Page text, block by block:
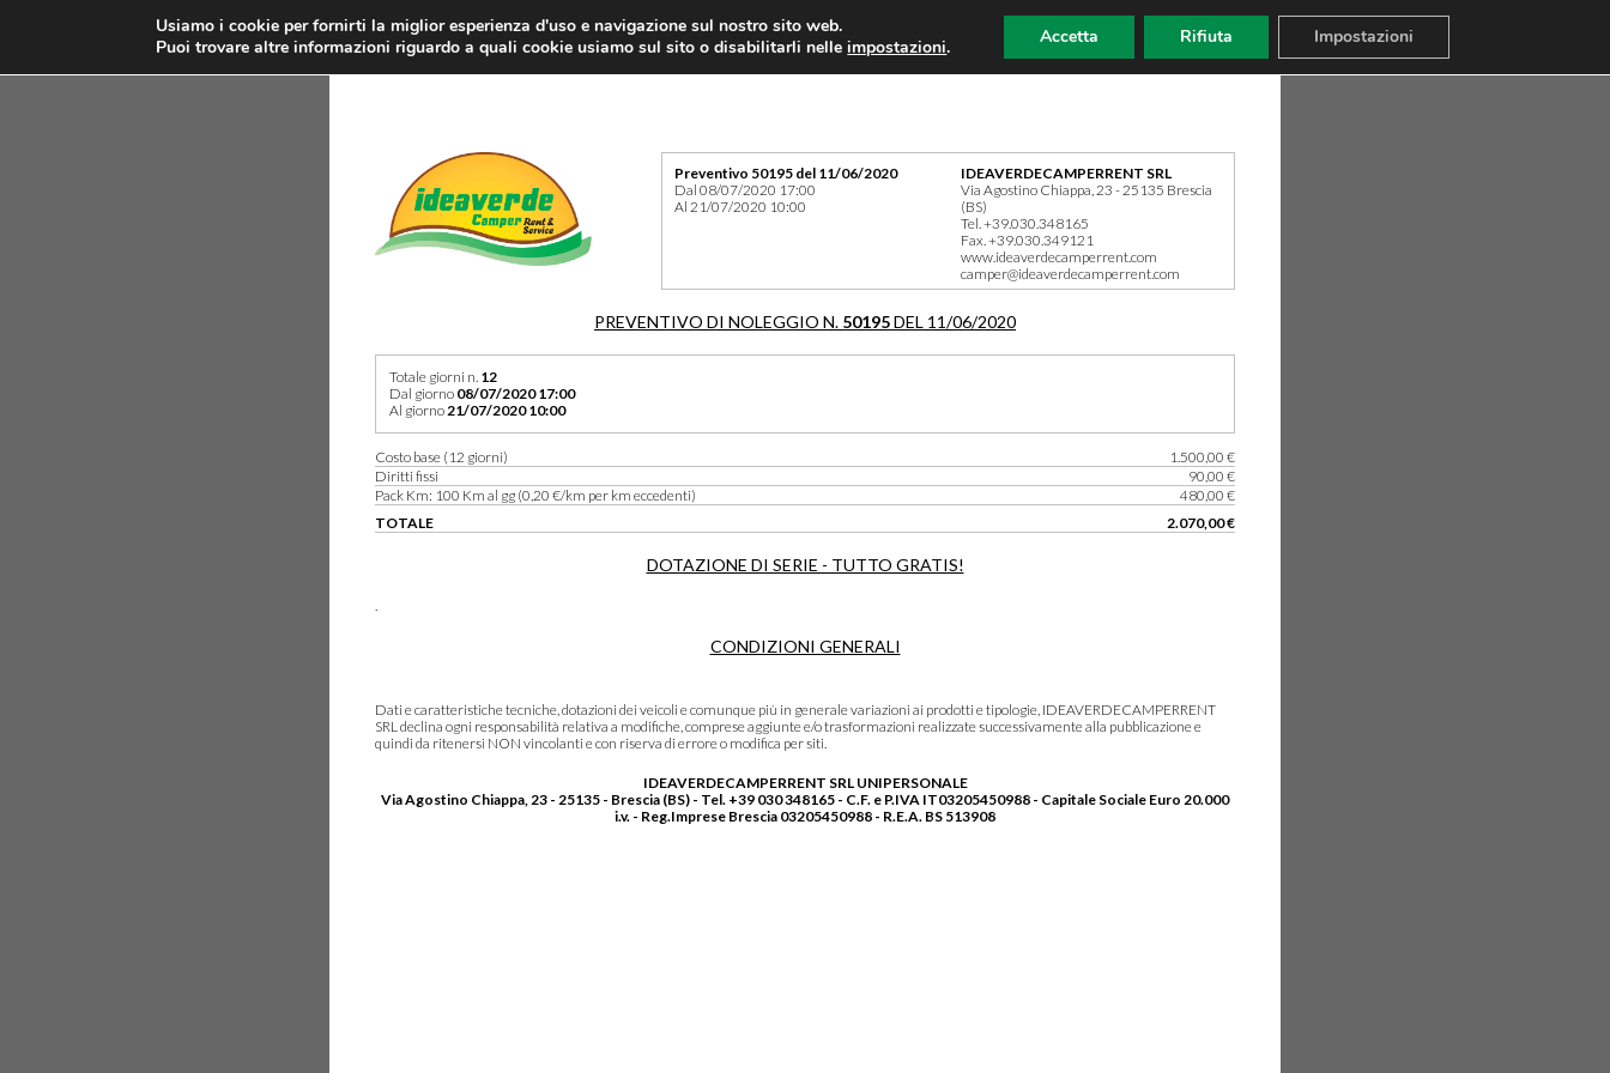
IDEAVERDECAMPERRENT SRL
Via Agostino Chiappa, 23 - 25135 Brescia
(BS)
Tel. +39.030.348165
Fax. +39.030.349121
www.ideaverdecamperrent.com
camper@ideaverdecamperrent.com
Preventivo 50195 del 11/06/2020
Dal 08/07/2020 17:00
Al 21/07/2020 10:00
PREVENTIVO DI NOLEGGIO N. 50195DEL 11/06/2020
Totale giorni n. 12
Dal giorno 08/07/2020 17:00
Al giorno21/07/2020 10:00
Costo base (12 giorni)
1.500,00 €
Diritti fissi
90,00 €
Pack Km: 100 Km al gg (0,20 €/km per km eccedenti)
480,00 €
TOTALE
2.070,00 €
DOTAZIONE DI SERIE - TUTTO GRATIS!
.
CONDIZIONI GENERALI
Dati e caratteristiche tecniche, dotazioni dei veicoli e comunque più in generale variazioni ai prodotti e tipologie, IDEAVERDECAMPERRENT
SRL declina ogni responsabilità relativa a modifiche, comprese aggiunte e/o trasformazioni realizzate successivamente alla pubblicazione e
quindi da ritenersi NON vincolanti e con riserva di errore o modifica per siti.
IDEAVERDECAMPERRENT SRL UNIPERSONALE
Via Agostino Chiappa, 23 - 25135 - Brescia (BS) - Tel. +39 030 348165 - C.F. e P.IVA IT03205450988 - Capitale Sociale Euro 20.000
i.v. - Reg.Imprese Brescia 03205450988 - R.E.A. BS 513908
Usiamo i cookie per fornirti la miglior esperienza d'uso e navigazione sul nostro sito web.
Puoi trovare altre informazioni riguardo a quali cookie usiamo sul sito o disabilitarli nelleimpostazioni. Accetta Rifiuta Impostazioni